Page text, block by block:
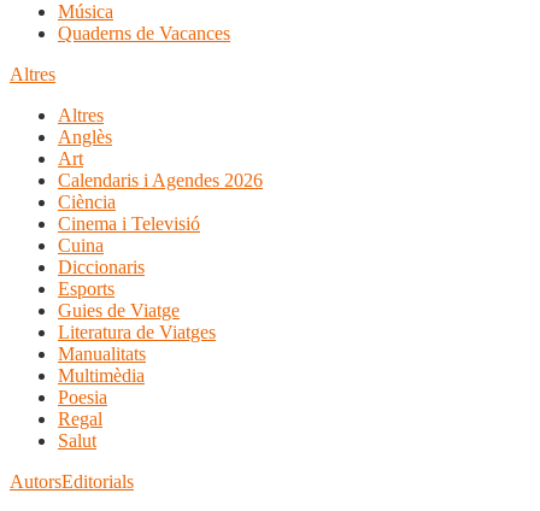
Música
Quaderns de Vacances
Altres
Altres
Anglès
Art
Calendaris i Agendes 2026
Ciència
Cinema i Televisió
Cuina
Diccionaris
Esports
Guies de Viatge
Literatura de Viatges
Manualitats
Multimèdia
Poesia
Regal
Salut
AutorsEditorials